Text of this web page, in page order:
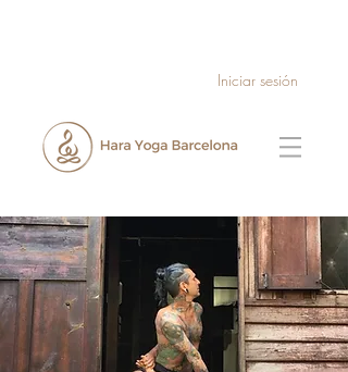
Iniciar sesión